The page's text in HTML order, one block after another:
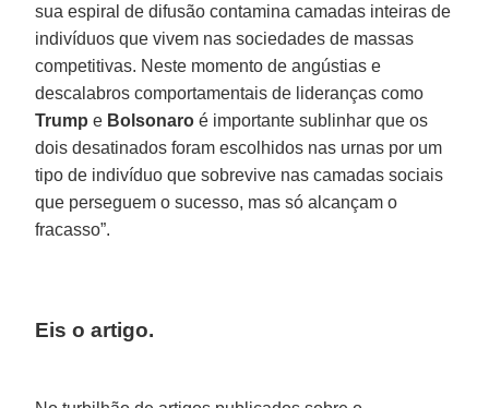
sua espiral de difusão contamina camadas inteiras de
indivíduos que vivem nas sociedades de massas
competitivas. Neste momento de angústias e
descalabros comportamentais de lideranças como
Trump e Bolsonaro é importante sublinhar que os
dois desatinados foram escolhidos nas urnas por um
tipo de indivíduo que sobrevive nas camadas sociais
que perseguem o sucesso, mas só alcançam o
fracasso”.
Eis o artigo.